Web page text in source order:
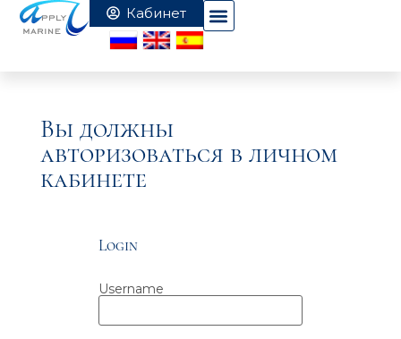
Вы должны
авторизоваться в личном
кабинете
Login
Username